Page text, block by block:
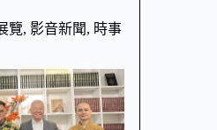
覽, 影音新聞, 時事